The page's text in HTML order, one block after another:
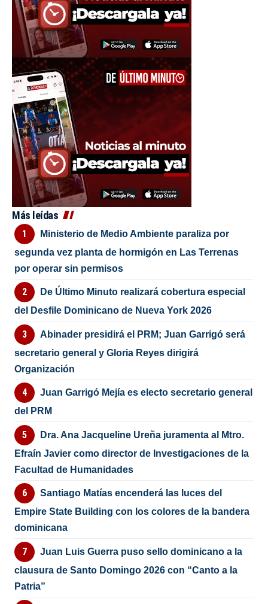
Más leídas
Ministerio de Medio Ambiente paraliza por
segunda vez planta de hormigón en Las Terrenas
por operar sin permisos
De Último Minuto realizará cobertura especial
del Desfile Dominicano de Nueva York 2026
Abinader presidirá el PRM; Juan Garrigó será
secretario general y Gloria Reyes dirigirá
Organización
Juan Garrigó Mejía es electo secretario general
del PRM
Dra. Ana Jacqueline Ureña juramenta al Mtro.
Efraín Javier como director de Investigaciones de la
Facultad de Humanidades
Santiago Matías encenderá las luces del
Empire State Building con los colores de la bandera
dominicana
Juan Luis Guerra puso sello dominicano a la
clausura de Santo Domingo 2026 con “Canto a la
Patria”